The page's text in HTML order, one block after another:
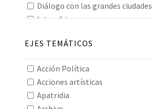
Diálogo con las grandes ciudades
Interafricano
Interasiático
Intereuropeo
Oceanía
Todos los continentes
EJES TEMÁTICOS
Acción Política
Acciones artísticas
Apatridia